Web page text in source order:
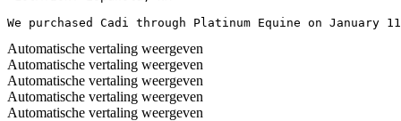
We purchased Cadi through Platinum Equine on
Automatische vertaling weergeven
Automatische vertaling weergeven
Automatische vertaling weergeven
Automatische vertaling weergeven
Automatische vertaling weergeven